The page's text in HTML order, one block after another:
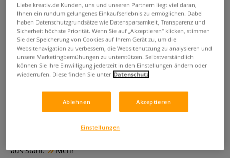
Speedball® Lino Cutter Set Nr.1,
schwarz
0 Bewertungen
Speedball® Lino Cutter Set Nr.1 mit schwarzem
aus Stahl.
Mehr
Liebe kreativ.de Kunden, uns und unseren Partnern liegt viel daran,
Ihnen ein rundum gelungenes Einkaufserlebnis zu ermöglichen. Dabei
haben Datenschutzgrundsätze wie Datensparsamkeit, Transparenz und
Sicherheit höchste Priorität. Wenn Sie auf „Akzeptieren“ klicken, stimmen
Sie der Speicherung von Cookies auf Ihrem Gerät zu, um die
Websitenavigation zu verbessern, die Websitenutzung zu analysieren und
unsere Marketingbemühungen zu unterstützen. Selbstverständlich
können Sie Ihre Einwilligung jederzeit in den Einstellungen ändern oder
wiederrufen. Diese finden Sie unter Datenschutz
Ablehnen Akzeptieren
Einstellungen